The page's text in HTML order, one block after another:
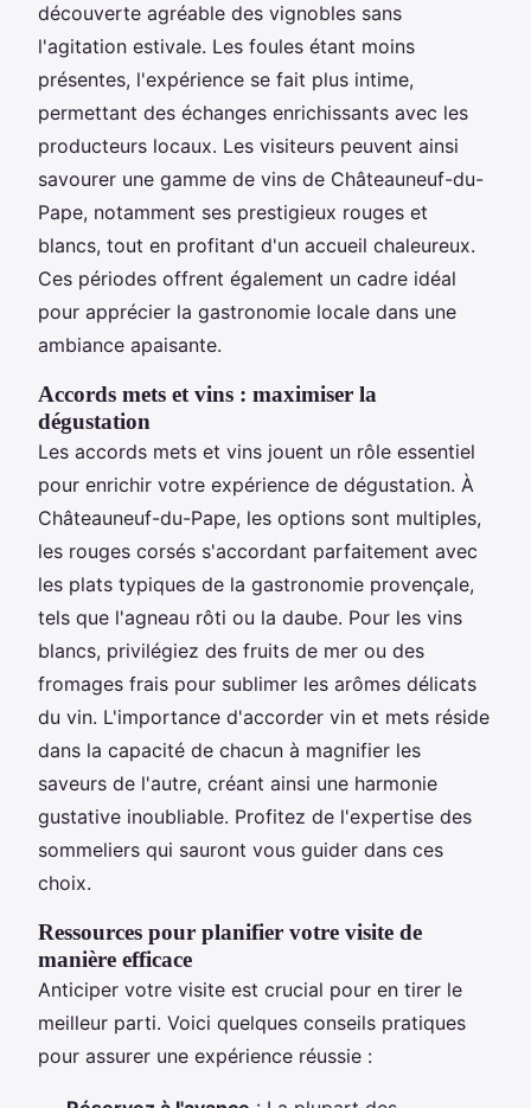
découverte agréable des vignobles sans
l'agitation estivale. Les foules étant moins
présentes, l'expérience se fait plus intime,
permettant des échanges enrichissants avec les
producteurs locaux. Les visiteurs peuvent ainsi
savourer une gamme de vins de Châteauneuf-du-
Pape, notamment ses prestigieux rouges et
blancs, tout en profitant d'un accueil chaleureux.
Ces périodes offrent également un cadre idéal
pour apprécier la gastronomie locale dans une
ambiance apaisante.
Accords mets et vins : maximiser la
dégustation
Les accords mets et vins jouent un rôle essentiel
pour enrichir votre expérience de dégustation. À
Châteauneuf-du-Pape, les options sont multiples,
les rouges corsés s'accordant parfaitement avec
les plats typiques de la gastronomie provençale,
tels que l'agneau rôti ou la daube. Pour les vins
blancs, privilégiez des fruits de mer ou des
fromages frais pour sublimer les arômes délicats
du vin. L'importance d'accorder vin et mets réside
dans la capacité de chacun à magnifier les
saveurs de l'autre, créant ainsi une harmonie
gustative inoubliable. Profitez de l'expertise des
sommeliers qui sauront vous guider dans ces
choix.
Ressources pour planifier votre visite de
manière efficace
Anticiper votre visite est crucial pour en tirer le
meilleur parti. Voici quelques conseils pratiques
pour assurer une expérience réussie :